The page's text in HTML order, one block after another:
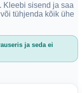
Kleebi sisend ja saa
tühjenda kõik ühe
ja seda ei